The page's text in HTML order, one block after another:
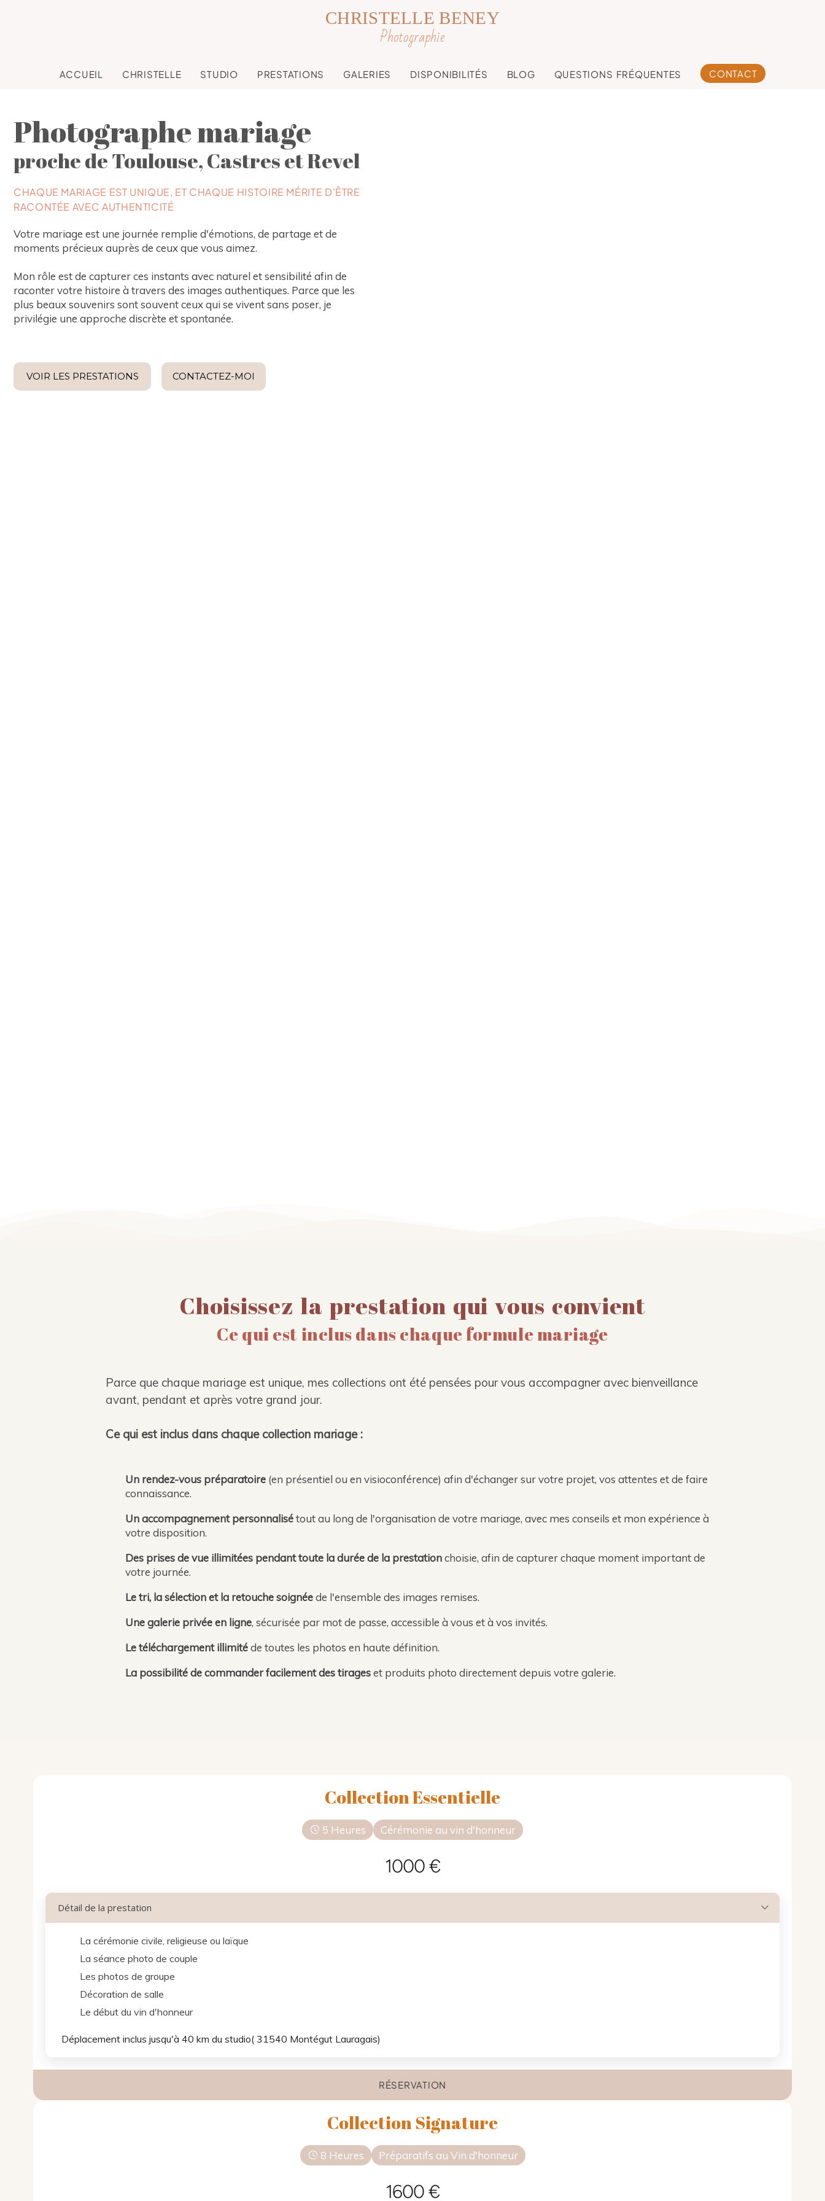
Photographie
CHRISTELLE BENEY
ACCUEIL CHRISTELLE STUDIO PRESTATIONS GALERIES DISPONIBILITÉS BLOG QUESTIONS FRÉQUENTES CONTACT
Photographe mariage
proche de Toulouse, Castres et Revel
CHAQUE MARIAGE EST UNIQUE, ET CHAQUE HISTOIRE MÉRITE D'ÊTRE
RACONTÉE AVEC AUTHENTICITÉ
Votre mariage est une journée remplie d'émotions, de partage et de
moments précieux auprès de ceux que vous aimez.
Mon rôle est de capturer ces instants avec naturel et sensibilité afin de
raconter votre histoire à travers des images authentiques. Parce que les
plus beaux souvenirs sont souvent ceux qui se vivent sans poser, je
privilégie une approche discrète et spontanée.
VOIR LES PRESTATIONS CONTACTEZ-MOI
Choisissez la prestation qui vous convient
Ce qui est inclus dans chaque formule mariage
Parce que chaque mariage est unique, mes collections ont été pensées pour vous accompagner avec bienveillance
avant, pendant et après votre grand jour.
Ce qui est inclus dans chaque collection mariage :
Un rendez-vous préparatoire (en présentiel ou en visioconférence) afin d'échanger sur votre projet, vos attentes et de faire
connaissance.
Un accompagnement personnalisétout au long de l'organisation de votre mariage, avec mes conseils et mon expérience à
votre disposition.
Des prises de vue illimitées pendant toute la durée de la prestationchoisie, afin de capturer chaque moment important de
votre journée.
Le tri, la sélection et la retouche soignéede l'ensemble des images remises.
Une galerie privée en ligne, sécurisée par mot de passe, accessible à vous et à vos invités.
Le téléchargement illimitéde toutes les photos en haute définition.
La possibilité de commander facilement des tirageset produits photo directement depuis votre galerie.
Collection Essentielle
5 Heures Cérémonie au vin d'honneur
1000 €
Détail de la prestation
La cérémonie civile, religieuse ou laïque
La séance photo de couple
Les photos de groupe
Décoration de salle
Le début du vin d'honneur
Déplacement inclus jusqu'à 40 km du studio( 31540 Montégut Lauragais)
RÉSERVATION
Collection Signature
8 Heures Préparatifs au Vin d'honneur
1600 €